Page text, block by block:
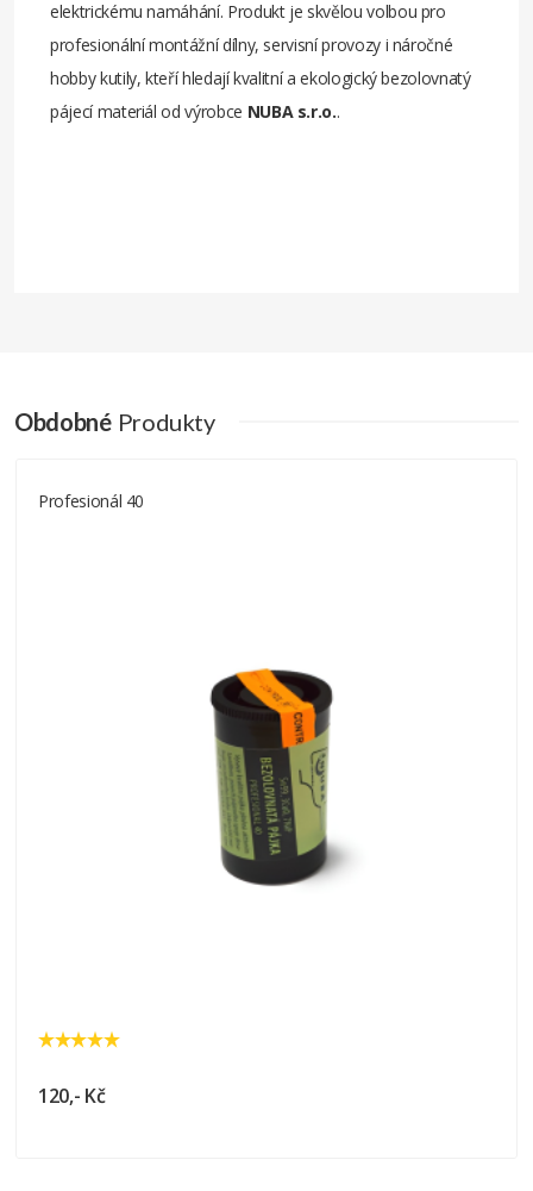
elektrickému namáhání. Produkt je skvělou volbou pro
profesionální montážní dílny, servisní provozy i náročné
hobby kutily, kteří hledají kvalitní a ekologický bezolovnatý
pájecí materiál od výrobce NUBA s.r.o..
Obdobné Produkty
Profesionál 40
120,- Kč